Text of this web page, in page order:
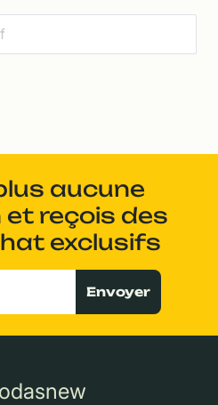
aucune
reçois des
exclusifs
Envoyer